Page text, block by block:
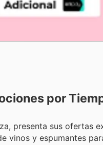
por
presenta sus ofertas
vinos y espumantes